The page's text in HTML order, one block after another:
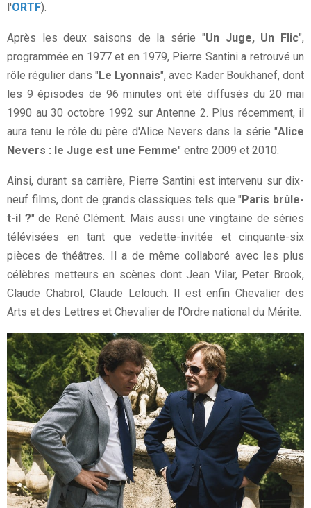
l'ORTF).
Après les deux saisons de la série "Un Juge, Un Flic",
programmée en 1977 et en 1979, Pierre Santini a retrouvé un
rôle régulier dans " Le Lyonnais", avec Kader Boukhanef, dont
les 9 épisodes de 96 minutes ont été diffusés du 20 mai
1990 au 30 octobre 1992 sur Antenne 2. Plus récemment, il
aura tenu le rôle du père d'Alice Nevers dans la série "Alice
Nevers : le Juge est une Femme" entre 2009 et 2010.
Ainsi, durant sa carrière, Pierre Santini est intervenu sur dix-
neuf films, dont de grands classiques tels que " Paris brûle-
t-il ?" de René Clément. Mais aussi une vingtaine de séries
télévisées en tant que vedette-invitée et cinquante-six
pièces de théâtres. Il a de même collaboré avec les plus
célèbres metteurs en scènes dont Jean Vilar, Peter Brook,
Claude Chabrol, Claude Lelouch. Il est enfin Chevalier des
Arts et des Lettres et Chevalier de l'Ordre national du Mérite.